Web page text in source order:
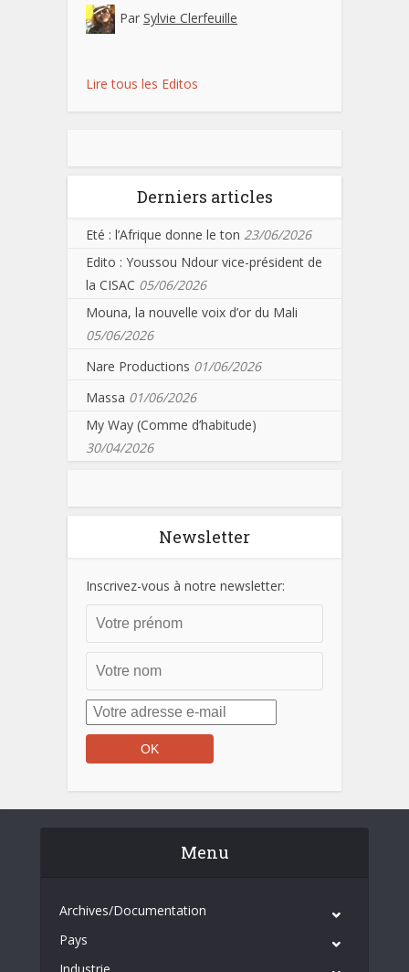
Par Sylvie Clerfeuille
Lire tous les Editos
Derniers articles
Eté : l’Afrique donne le ton 23/06/2026
Edito : Youssou Ndour vice-président de
la CISAC 05/06/2026
Mouna, la nouvelle voix d’or du Mali
05/06/2026
Nare Productions 01/06/2026
Massa 01/06/2026
My Way (Comme d’habitude)
30/04/2026
Newsletter
Inscrivez-vous à notre newsletter:
Menu
Archives/Documentation
Pays